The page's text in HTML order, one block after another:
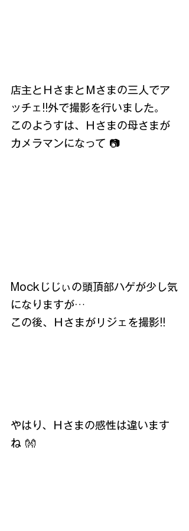
店主とＨさまとＭさまの三人でア
ッチェ!!外で撮影を行いました。
このようすは、Ｈさまの母さまが
カメラマンになって 📷
Mockじじぃの頭頂部ハゲが少し気
になりますが…
この後、Ｈさまがリジェを撮影!!
やはり、Ｈさまの感性は違います
ね 👐